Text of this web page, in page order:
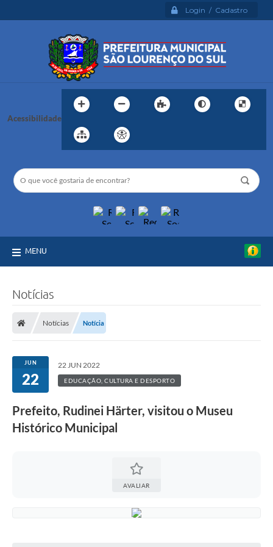
Login / Cadastro
Acessibilidade
MENU
Notícias
Notícias Notícia
JUN
22
22 JUN 2022
EDUCAÇÃO, CULTURA E DESPORTO
Prefeito, Rudinei Härter, visitou o Museu
Histórico Municipal
AVALIAR